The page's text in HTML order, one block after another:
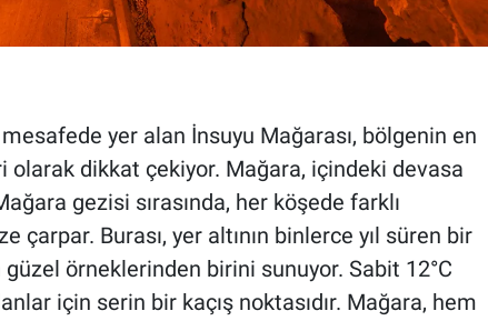
yer alan İnsuyu Mağarası, bölgenin en
olarak dikkat çekiyor. Mağara, içindeki devasa
gezisi sırasında, her köşede farklı
çarpar. Burası, yer altının binlerce yıl süren bir
örneklerinden birini sunuyor. Sabit 12°C
için serin bir kaçış noktasıdır. Mağara, hem